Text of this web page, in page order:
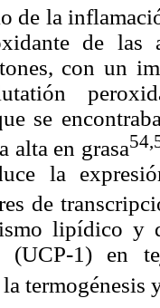
de la
de las
con un
se
alta en grasa
la
de
lipídico y
(UCP-1) en
termogénesis